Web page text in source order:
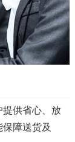
提供省心、放
障送货及